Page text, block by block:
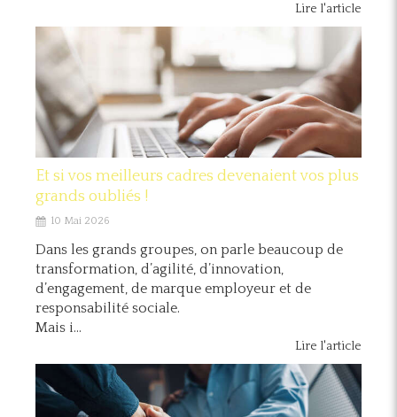
Lire l'article
Et si vos meilleurs cadres devenaient vos plus
grands oubliés !
10 Mai 2026
Dans les grands groupes, on parle beaucoup de
transformation, d’agilité, d’innovation,
d’engagement, de marque employeur et de
responsabilité sociale.
Mais i...
Lire l'article